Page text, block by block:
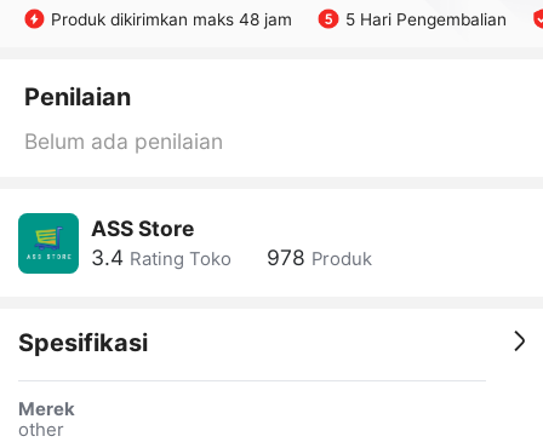
Produk dikirimkan maks 48 jam 5 Hari Pengembalian
Penilaian
Belum ada penilaian
ASS Store
3.4 Rating Toko 978 Produk
Spesifikasi
Merek
other